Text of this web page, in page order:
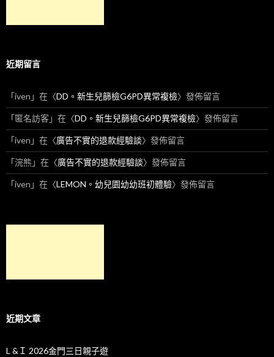
近期留言
「iven 」在〈DD。新生兒篩檢G6PD異常複檢〉發佈留言
「匿名訪客」在〈DD。新生兒篩檢G6PD異常複檢〉發佈留言
「iven 」在〈廣告不實的退款經驗談〉發佈留言
「浣熊 」在〈廣告不實的退款經驗談〉發佈留言
「iven 」在〈LEMON。幼兒園幼幼班初體驗〉發佈留言
近期文章
L &Ｉ 2026金門三日親子遊